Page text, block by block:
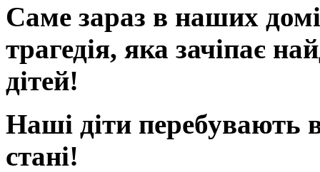
Саме зараз в наших
трагедія, яка зачіпає
дітей!
Наші діти перебувають
стані!